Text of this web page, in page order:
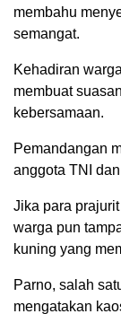
membahu
semangat.
Kehadiran
membuat
kebersamaan.
Pemandangan
anggota TNI
Jika para
warga pun
kuning yang
Parno, salah
mengatakan